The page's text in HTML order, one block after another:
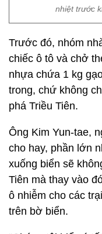
nhiệt trước
Trước đó, nhóm
chiếc ô tô và chở
nhựa chứa 1 kg
trong, chứ không
phá Triều Tiên.
Ông Kim Yun-tae,
cho hay, phần lớn
xuống biển sẽ
Tiên mà thay vào
ô nhiễm cho các
trên bờ biển.